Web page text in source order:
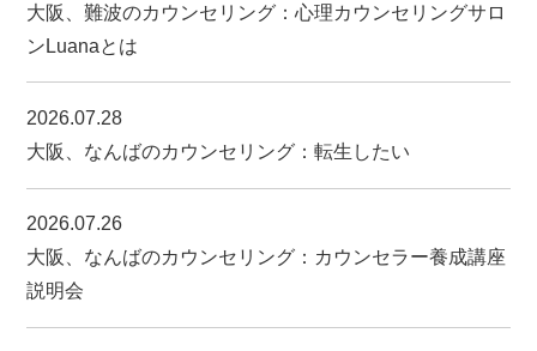
プライバシーポリシー
LINEでのご相談
大阪、難波のカウンセリング：心理カウンセリングサロ
ンLuanaとは
2026.07.28
大阪、なんばのカウンセリング：転生したい
2026.07.26
大阪、なんばのカウンセリング：カウンセラー養成講座
説明会